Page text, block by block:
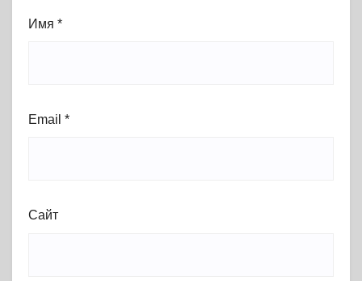
Имя *
Email *
Сайт